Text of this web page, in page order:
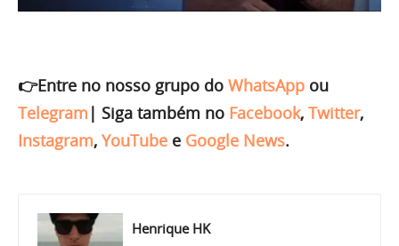
👉Entre no nosso grupo do WhatsApp ou
Telegram | Siga também no Facebook, Twitter,
Instagram, YouTube e Google News.
Henrique HK